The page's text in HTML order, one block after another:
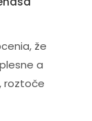
že
a
roztoče